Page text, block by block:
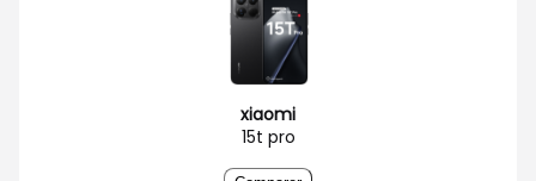
xiaomi
15t pro